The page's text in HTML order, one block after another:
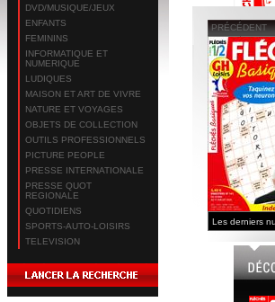
DVD/MUSIQUE/JEUX
ENFANTS
FEMININS
INFORMATIQUE ET
NUMERIQUE
LUDIQUES
MAISON ET ART DE VIVRE
NATURE ET VOYAGES
OBJETS DE COLLECTION
OUTILS PROFESSIONNELS
PICTURE PEOPLE
PRESSE INTERNATIONALE
PRESSE QUOT
REGIONALE
QUOTIDIENS
SPORTS-AUTO-LOISIRS
TELEVISION
PRÉCÉDENT